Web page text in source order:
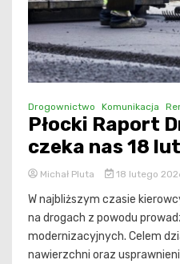
Drogownictwo Komunikacja
Płocki Raport
czeka nas 18
Michał Pluta 18 lutego
W najbliższym czasie
na drogach z powodu
modernizacyjnych. Celem
nawierzchni oraz